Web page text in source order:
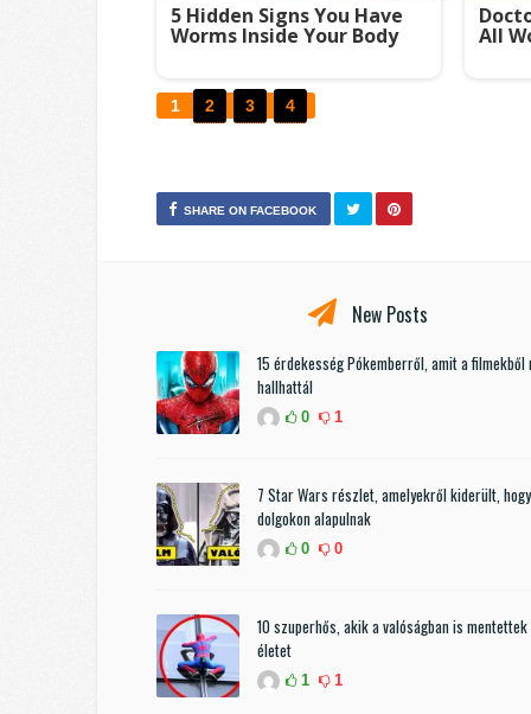
5 Hidden Signs You Have
Worms Inside Your Body All
1 2 3 4
SHARE ON FACEBOOK
New Posts
15 érdekesség Pókemberről, amit a filmekből
hallhattál
0 1
7 Star Wars részlet, amelyekről kiderült,
dolgokon alapulnak
0 0
10 szuperhős, akik a valóságban is
életet
1 1